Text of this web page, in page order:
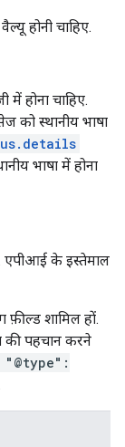
होनी चाहिए.
होना चाहिए.
को स्थानीय भाषा
भाषा में होना
एपीआई के इस्तेमाल
शामिल हों.
की पहचान करने